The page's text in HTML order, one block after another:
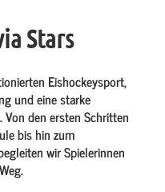
Stars
Eishockeysport,
und eine starke
Von den ersten Schritten
bis hin zum
wir Spielerinnen